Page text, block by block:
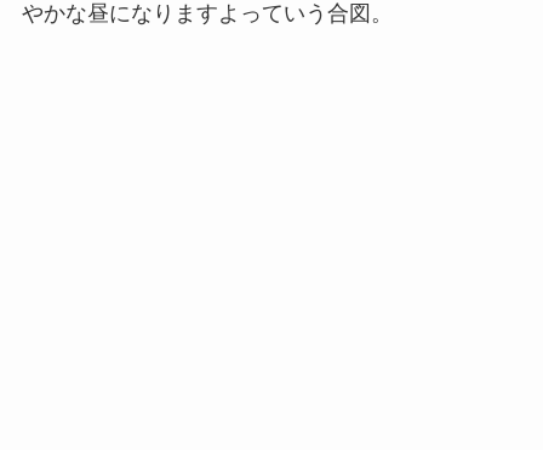
やかな昼になりますよっていう合図。